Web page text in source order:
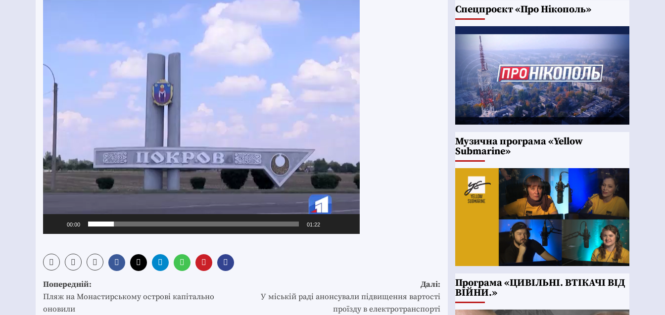
00:00 01:22
Post
navigation
Попередній:
Пляж на Монастирському острові капітально
оновили
Далі:
У міській раді анонсували підвищення вартості
проїзду в електротранспорті
Cпецпроєкт «Про Нікополь»
Музична програма «Yellow
Submarine»
Програма «ЦИВІЛЬНІ. ВТІКАЧІ ВІД
ВІЙНИ.»